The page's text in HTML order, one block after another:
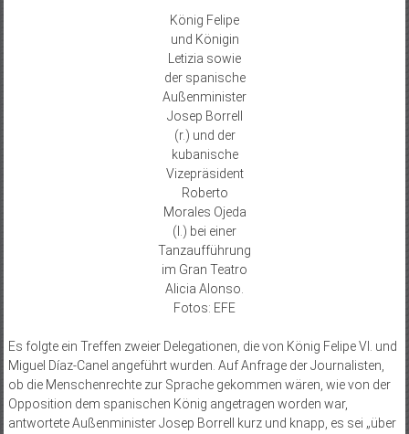
König Felipe
und Königin
Letizia sowie
der spanische
Außenminister
Josep Borrell
(r.) und der
kubanische
Vizepräsident
Roberto
Morales Ojeda
(l.) bei einer
Tanzaufführung
im Gran Teatro
Alicia Alonso.
Fotos: EFE
Es folgte ein Treffen zweier Delegationen, die von König Felipe VI. und
Miguel Díaz-Canel angeführt wurden. Auf Anfrage der Journalisten,
ob die Menschenrechte zur Sprache gekommen wären, wie von der
Opposition dem spanischen König angetragen worden war,
antwortete Außenminister Josep Borrell kurz und knapp, es sei „über